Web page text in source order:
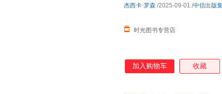
时光图书专营店
杰西卡·罗森 /2025-09-01 /中信出版
加入购物车 收藏